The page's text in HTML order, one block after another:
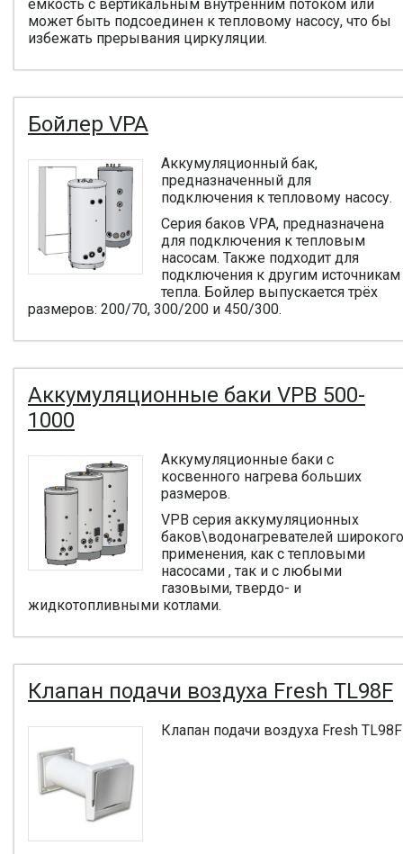
емкость с вертикальным внутренним потоком или
может быть подсоединен к тепловому насосу, что бы
избежать прерывания циркуляции.
Бойлер VPA
Аккумуляционный бак,
предназначенный для
подключения к тепловому насосу.
Серия баков VPA, предназначена
для подключения к тепловым
насосам. Также подходит для
подключения к другим источникам
тепла. Бойлер выпускается трёх
размеров: 200/70, 300/200 и 450/300.
Аккумуляционные баки VPB 500-
1000
Аккумуляционные баки с
косвенного нагрева больших
размеров.
VPB серия аккумуляционных
баков\водонагревателей широкого
применения, как с тепловыми
насосами , так и с любыми
газовыми, твердо- и
жидкотопливными котлами.
Клапан подачи воздуха Fresh TL98F
Клапан подачи воздуха Fresh TL98F